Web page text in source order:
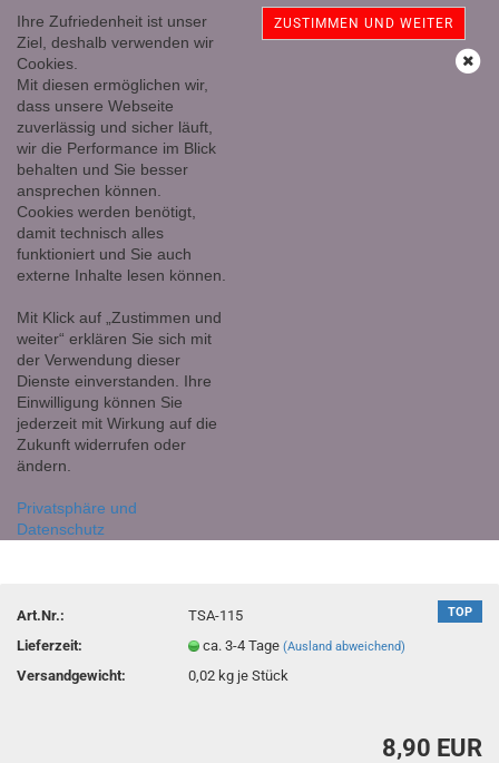
Ihre Zufriedenheit ist unser
Ziel, deshalb verwenden wir
Cookies.
Mit diesen ermöglichen wir,
dass unsere Webseite
zuverlässig und sicher läuft,
wir die Performance im Blick
behalten und Sie besser
ansprechen können.
Cookies werden benötigt,
damit technisch alles
funktioniert und Sie auch
externe Inhalte lesen können.
Mit Klick auf „Zustimmen und
weiter“ erklären Sie sich mit
der Verwendung dieser
Dienste einverstanden. Ihre
Einwilligung können Sie
jederzeit mit Wirkung auf die
Zukunft widerrufen oder
ändern.
Privatsphäre und
Datenschutz
ZUSTIMMEN UND WEITER
Flourit TS gebohrt
TOP
Art.Nr.:
TSA-115
Lieferzeit:
ca. 3-4 Tage(Ausland abweichend)
Versandgewicht: 0,02 kg je Stück
8,90 EUR